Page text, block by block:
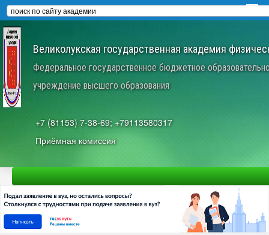
Великолукская государственная академия
Федеральное государственное бюджетное
учреждение высшего образования
+7 (81153) 7-38-69; +79113580317
Приёмная комиссия